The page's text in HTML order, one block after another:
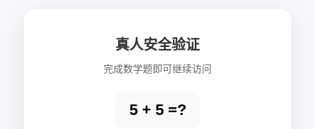
真人安全验证
完成数学题即可继续访问
5 + 5 =?